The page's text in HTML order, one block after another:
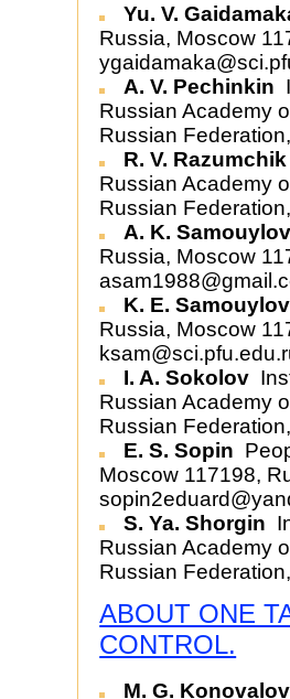
Yu. V.
Russia, Moscow
A. V. Pechinkin
Russian Academy
Russian
R. V.
Russian Academy
Russian
A. K.
Russia, Moscow
K. E.
Russia, Moscow
I. A. Sokolov
Russian Academy
Russian
E. S. Sopin
Moscow 117198,
S. Ya. Shorgin
Russian Academy
Russian
ABOUT ONE
CONTROL.
M. G.